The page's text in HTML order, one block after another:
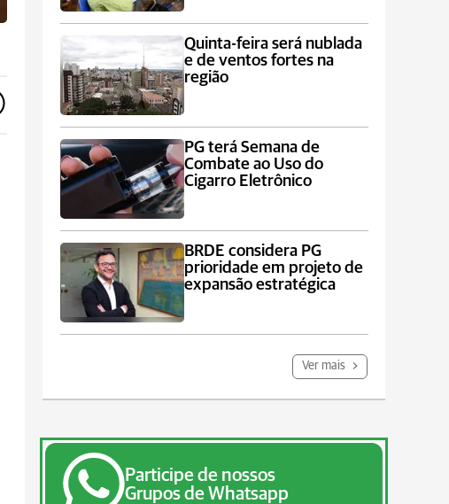
Quinta-feira será nublada
e de ventos fortes na
região
PG terá Semana de
Combate ao Uso do
Cigarro Eletrônico
BRDE considera PG
prioridade em projeto de
expansão estratégica
Ver mais
Participe de nossos
Grupos de Whatsapp